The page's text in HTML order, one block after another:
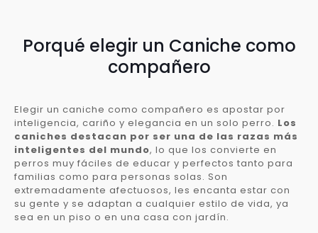
Porqué elegir un Caniche como
compañero
Elegir un caniche como compañero es apostar por
inteligencia, cariño y elegancia en un solo perro. Los
caniches destacan por ser una de las razas más
inteligentes del mundo, lo que los convierte en
perros muy fáciles de educar y perfectos tanto para
familias como para personas solas. Son
extremadamente afectuosos, les encanta estar con
su gente y se adaptan a cualquier estilo de vida, ya
sea en un piso o en una casa con jardín.